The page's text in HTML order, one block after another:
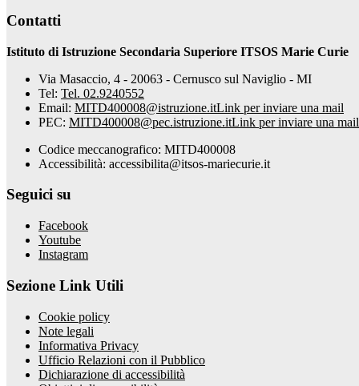
Contatti
Istituto di Istruzione Secondaria Superiore ITSOS Marie Curie
Via Masaccio, 4 - 20063 - Cernusco sul Naviglio - MI
Tel: Tel. 02.9240552
Email: MITD400008@istruzione.itLink per inviare una mail
PEC: MITD400008@pec.istruzione.itLink per inviare una mail
Codice meccanografico: MITD400008
Accessibilità: accessibilita@itsos-mariecurie.it
Seguici su
Facebook
Youtube
Instagram
Sezione Link Utili
Cookie policy
Note legali
Informativa Privacy
Ufficio Relazioni con il Pubblico
Dichiarazione di accessibilità